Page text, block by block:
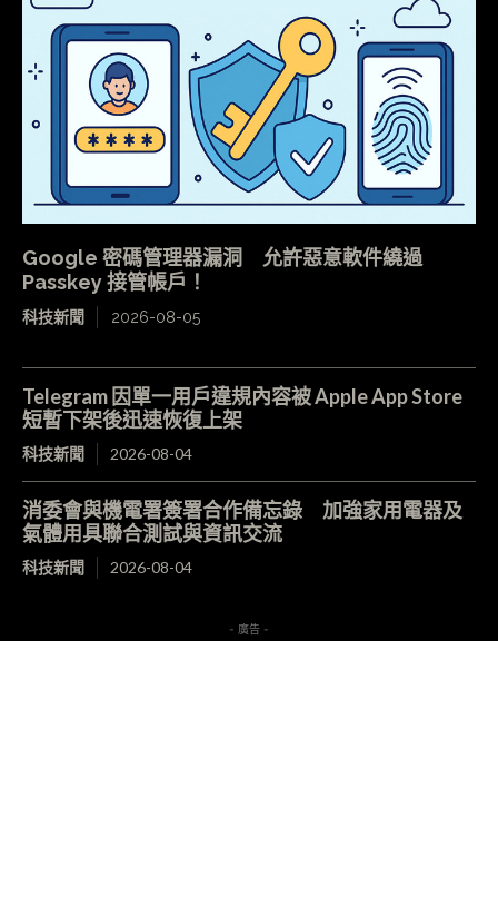
Google 密碼管理器漏洞 允許惡意軟件繞過
Passkey 接管帳戶！
科技新聞 2026-08-05
Telegram 因單一用戶違規內容被 Apple App Store
短暫下架後迅速恢復上架
科技新聞 2026-08-04
消委會與機電署簽署合作備忘錄 加強家用電器及
氣體用具聯合測試與資訊交流
科技新聞 2026-08-04
- 廣告 -